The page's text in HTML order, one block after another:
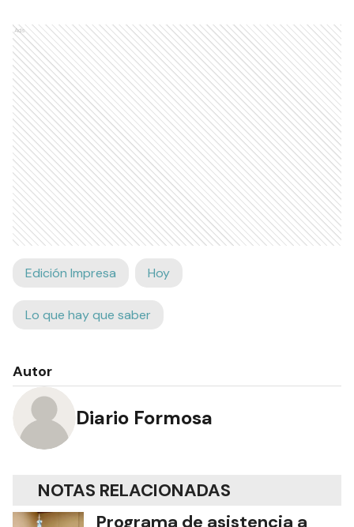
Ads
Edición Impresa Hoy
Lo que hay que saber
Autor
Diario Formosa
NOTAS RELACIONADAS
Programa de asistencia a